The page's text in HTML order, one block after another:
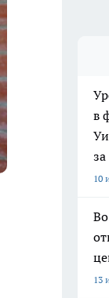
в
10
13